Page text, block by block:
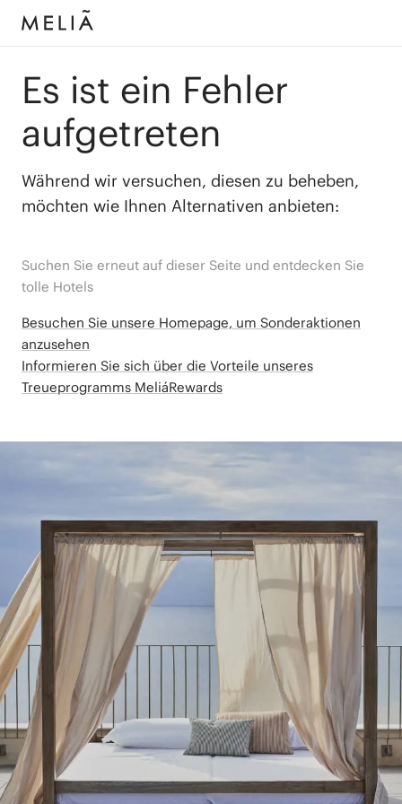
Es ist ein Fehler
aufgetreten
Während wir versuchen, diesen zu beheben,
möchten wie Ihnen Alternativen anbieten:
Suchen Sie erneut auf dieser Seite und entdecken Sie
tolle Hotels
Besuchen Sie unsere Homepage, um Sonderaktionen
anzusehen
Informieren Sie sich über die Vorteile unseres
Treueprogramms MeliáRewards